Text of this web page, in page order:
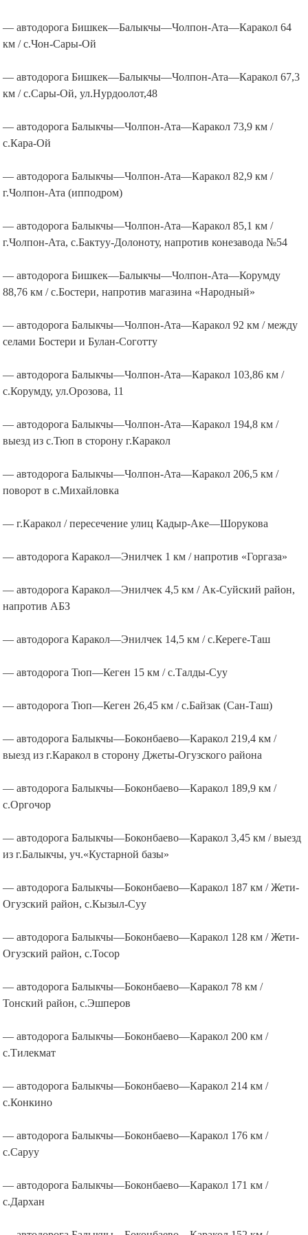
— автодорога Бишкек—Балыкчы—Чолпон-Ата—Каракол 64
км / с.Чон-Сары-Ой
— автодорога Бишкек—Балыкчы—Чолпон-Ата—Каракол 67,3
км / с.Сары-Ой, ул.Нурдоолот,48
— автодорога Балыкчы—Чолпон-Ата—Каракол 73,9 км /
с.Кара-Ой
— автодорога Балыкчы—Чолпон-Ата—Каракол 82,9 км /
г.Чолпон-Ата (ипподром)
— автодорога Балыкчы—Чолпон-Ата—Каракол 85,1 км /
г.Чолпон-Ата, с.Бактуу-Долоноту, напротив конезавода №54
— автодорога Бишкек—Балыкчы—Чолпон-Ата—Корумду
88,76 км / с.Бостери, напротив магазина «Народный»
— автодорога Балыкчы—Чолпон-Ата—Каракол 92 км / между
селами Бостери и Булан-Соготту
— автодорога Балыкчы—Чолпон-Ата—Каракол 103,86 км /
с.Корумду, ул.Орозова, 11
— автодорога Балыкчы—Чолпон-Ата—Каракол 194,8 км /
выезд из с.Тюп в сторону г.Каракол
— автодорога Балыкчы—Чолпон-Ата—Каракол 206,5 км /
поворот в с.Михайловка
— г.Каракол / пересечение улиц Кадыр-Аке—Шорукова
— автодорога Каракол—Энилчек 1 км / напротив «Горгаза»
— автодорога Каракол—Энилчек 4,5 км / Ак-Суйский район,
напротив АБЗ
— автодорога Каракол—Энилчек 14,5 км / с.Кереге-Таш
— автодорога Тюп—Кеген 15 км / с.Талды-Суу
— автодорога Тюп—Кеген 26,45 км / с.Байзак (Сан-Таш)
— автодорога Балыкчы—Боконбаево—Каракол 219,4 км /
выезд из г.Каракол в сторону Джеты-Огузского района
— автодорога Балыкчы—Боконбаево—Каракол 189,9 км /
с.Оргочор
— автодорога Балыкчы—Боконбаево—Каракол 3,45 км / выезд
из г.Балыкчы, уч.«Кустарной базы»
— автодорога Балыкчы—Боконбаево—Каракол 187 км / Жети-
Огузский район, с.Кызыл-Суу
— автодорога Балыкчы—Боконбаево—Каракол 128 км / Жети-
Огузский район, с.Тосор
— автодорога Балыкчы—Боконбаево—Каракол 78 км /
Тонский район, с.Эшперов
— автодорога Балыкчы—Боконбаево—Каракол 200 км /
с.Тилекмат
— автодорога Балыкчы—Боконбаево—Каракол 214 км /
с.Конкино
— автодорога Балыкчы—Боконбаево—Каракол 176 км /
с.Саруу
— автодорога Балыкчы—Боконбаево—Каракол 171 км /
с.Дархан